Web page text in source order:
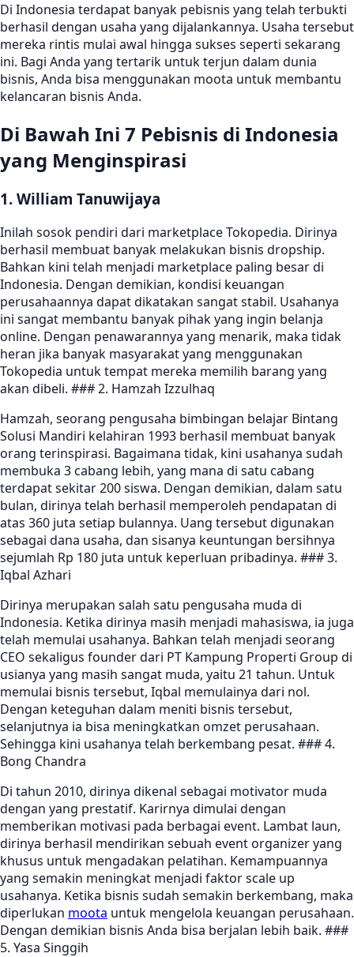
Di Indonesia terdapat banyak pebisnis yang telah terbukti
berhasil dengan usaha yang dijalankannya. Usaha tersebut
mereka rintis mulai awal hingga sukses seperti sekarang
ini. Bagi Anda yang tertarik untuk terjun dalam dunia
bisnis, Anda bisa menggunakan moota untuk membantu
kelancaran bisnis Anda.
Di Bawah Ini 7 Pebisnis di Indonesia
yang Menginspirasi
1. William Tanuwijaya
Inilah sosok pendiri dari marketplace Tokopedia. Dirinya
berhasil membuat banyak melakukan bisnis dropship.
Bahkan kini telah menjadi marketplace paling besar di
Indonesia. Dengan demikian, kondisi keuangan
perusahaannya dapat dikatakan sangat stabil. Usahanya
ini sangat membantu banyak pihak yang ingin belanja
online. Dengan penawarannya yang menarik, maka tidak
heran jika banyak masyarakat yang menggunakan
Tokopedia untuk tempat mereka memilih barang yang
akan dibeli. ### 2. Hamzah Izzulhaq
Hamzah, seorang pengusaha bimbingan belajar Bintang
Solusi Mandiri kelahiran 1993 berhasil membuat banyak
orang terinspirasi. Bagaimana tidak, kini usahanya sudah
membuka 3 cabang lebih, yang mana di satu cabang
terdapat sekitar 200 siswa. Dengan demikian, dalam satu
bulan, dirinya telah berhasil memperoleh pendapatan di
atas 360 juta setiap bulannya. Uang tersebut digunakan
sebagai dana usaha, dan sisanya keuntungan bersihnya
sejumlah Rp 180 juta untuk keperluan pribadinya. ### 3.
Iqbal Azhari
Dirinya merupakan salah satu pengusaha muda di
Indonesia. Ketika dirinya masih menjadi mahasiswa, ia juga
telah memulai usahanya. Bahkan telah menjadi seorang
CEO sekaligus founder dari PT Kampung Properti Group di
usianya yang masih sangat muda, yaitu 21 tahun. Untuk
memulai bisnis tersebut, Iqbal memulainya dari nol.
Dengan keteguhan dalam meniti bisnis tersebut,
selanjutnya ia bisa meningkatkan omzet perusahaan.
Sehingga kini usahanya telah berkembang pesat. ### 4.
Bong Chandra
Di tahun 2010, dirinya dikenal sebagai motivator muda
dengan yang prestatif. Karirnya dimulai dengan
memberikan motivasi pada berbagai event. Lambat laun,
dirinya berhasil mendirikan sebuah event organizer yang
khusus untuk mengadakan pelatihan. Kemampuannya
yang semakin meningkat menjadi faktor scale up
usahanya. Ketika bisnis sudah semakin berkembang, maka
diperlukan moota untuk mengelola keuangan perusahaan.
Dengan demikian bisnis Anda bisa berjalan lebih baik. ###
5. Yasa Singgih